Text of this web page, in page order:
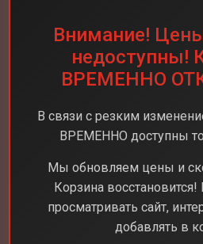
Внимание!
недоступны!
ВРЕМЕННО
В связи с резким
ВРЕМЕННО доступны
Мы обновляем цены и
Корзина
просматривать сайт,
добавлять в